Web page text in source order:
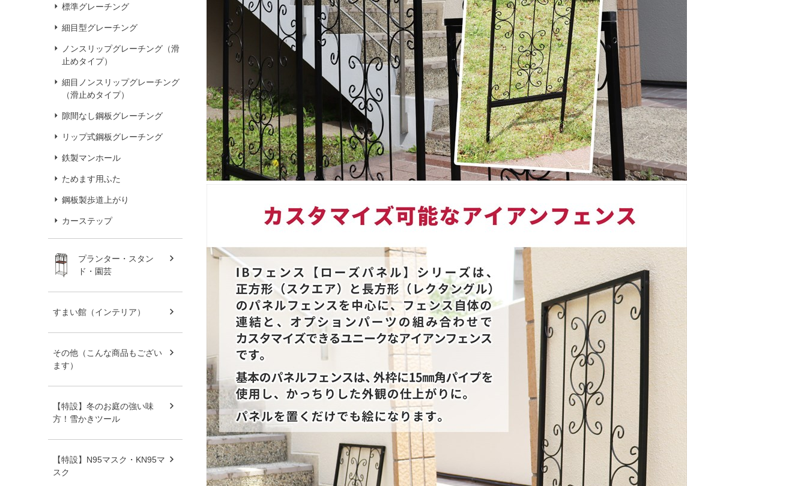
標準グレーチング
細目型グレーチング
ノンスリップグレーチング（滑
止めタイプ）
細目ノンスリップグレーチング
（滑止めタイプ）
隙間なし鋼板グレーチング
リップ式鋼板グレーチング
鉄製マンホール
ためます用ふた
鋼板製歩道上がり
カーステップ
プランター・スタン
ド・園芸
すまい館（インテリア）
その他（こんな商品もござい
ます）
【特設】冬のお庭の強い味
方！雪かきツール
【特設】N95マスク・KN95マ
スク